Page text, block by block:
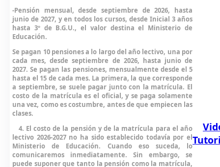
-Pensión mensual, desde septiembre de 2026, hasta
junio de 2027, y en todos los cursos, desde Inicial 3 años
hasta 3º de B.G.U., el valor destina el Ministerio de
Educación.
Se pagan 10 pensiones a lo largo del año lectivo, una por
cada mes, desde septiembre de 2026, hasta junio de
2027. Se pagan las pensiones, mensualmente desde el 5
hasta el 15 de cada mes. La primera, la que corresponde
a septiembre, se suele pagar junto con la matrícula. El
costo de la matrícula es el oficial, y se paga solamente
una vez, como es costumbre, antes de que empiecen las
clases.
4. El costo de la pensión y de la matrícula para el año
lectivo 2026-2027 no ha sido establecido todavía por el
Ministerio de Educación. Cuando eso suceda, lo
comunicaremos inmediatamente. Sin embargo, se
puede suponer que tanto la pensión como la matrícula,